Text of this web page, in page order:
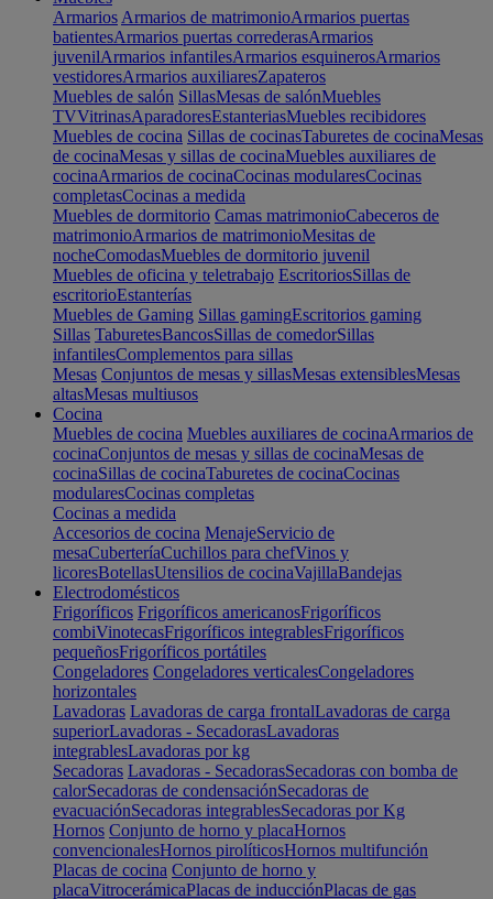
Armarios Armarios de matrimonioArmarios puertas
batientesArmarios puertas correderasArmarios
juvenilArmarios infantilesArmarios esquinerosArmarios
vestidoresArmarios auxiliaresZapateros
Muebles de salón SillasMesas de salónMuebles
TVVitrinasAparadoresEstanteriasMuebles recibidores
Muebles de cocina Sillas de cocinasTaburetes de cocinaMesas
de cocinaMesas y sillas de cocinaMuebles auxiliares de
cocinaArmarios de cocinaCocinas modularesCocinas
completasCocinas a medida
Muebles de dormitorio Camas matrimonioCabeceros de
matrimonioArmarios de matrimonioMesitas de
nocheComodasMuebles de dormitorio juvenil
Muebles de oficina y teletrabajo EscritoriosSillas de
escritorioEstanterías
Muebles de Gaming Sillas gamingEscritorios gaming
Sillas TaburetesBancosSillas de comedorSillas
infantilesComplementos para sillas
Mesas Conjuntos de mesas y sillasMesas extensiblesMesas
altasMesas multiusos
Cocina
Muebles de cocina Muebles auxiliares de cocinaArmarios de
cocinaConjuntos de mesas y sillas de cocinaMesas de
cocinaSillas de cocinaTaburetes de cocinaCocinas
modularesCocinas completas
Cocinas a medida
Accesorios de cocina MenajeServicio de
mesaCuberteríaCuchillos para chefVinos y
licoresBotellasUtensilios de cocinaVajillaBandejas
Electrodomésticos
Frigoríficos Frigoríficos americanosFrigoríficos
combiVinotecasFrigoríficos integrablesFrigoríficos
pequeñosFrigoríficos portátiles
Congeladores Congeladores verticalesCongeladores
horizontales
Lavadoras Lavadoras de carga frontalLavadoras de carga
superiorLavadoras - SecadorasLavadoras
integrablesLavadoras por kg
Secadoras Lavadoras - SecadorasSecadoras con bomba de
calorSecadoras de condensaciónSecadoras de
evacuaciónSecadoras integrablesSecadoras por Kg
Hornos Conjunto de horno y placaHornos
convencionalesHornos pirolíticosHornos multifunción
Placas de cocina Conjunto de horno y
placaVitrocerámicaPlacas de inducciónPlacas de gas